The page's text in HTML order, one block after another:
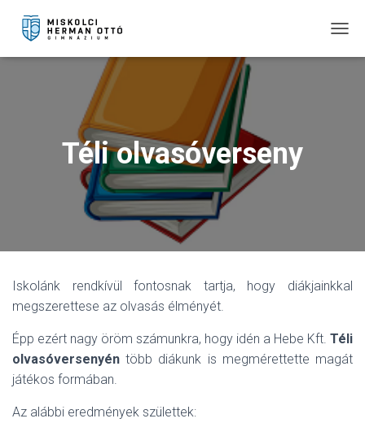
O
Téli olvasóverseny
Iskolánk rendkívül fontosnak tartja, hogy diákjainkkal
megszerettese az olvasás élményét.
Épp ezért nagy öröm számunkra, hogy idén a Hebe Kft. Téli
olvasóversenyén több diákunk is megmérettette magát
játékos formában.
Az alábbi eredmények születtek: